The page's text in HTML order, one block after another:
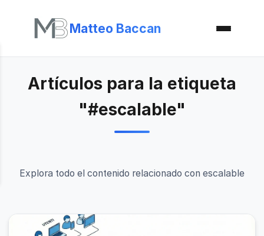
Matteo Baccan
Artículos para la etiqueta
"#escalable"
Explora todo el contenido relacionado con escalable